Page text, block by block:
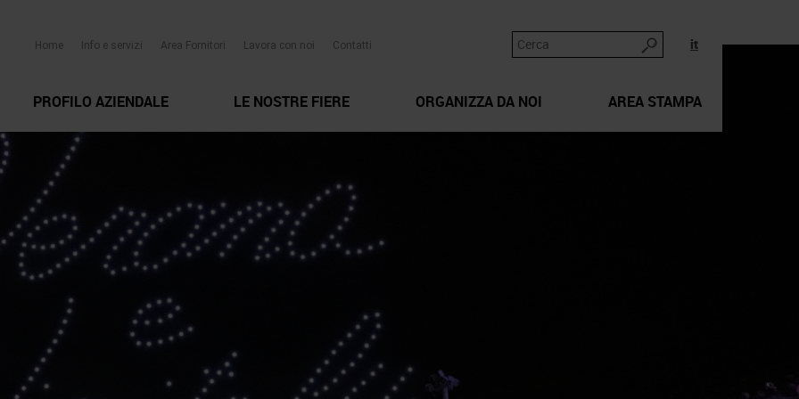
it
Home Info e servizi Area Fornitori Lavora con noi Contatti
PROFILO AZIENDALE LE NOSTRE FIERE ORGANIZZA DA NOI AREA STAMPA